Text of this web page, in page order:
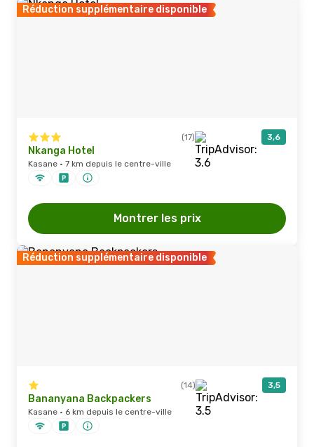
Réduction supplémentaire disponible
(17) 3,6
Nkanga Hotel
Kasane · 7 km depuis le centre-ville
Montrer les prix
Réduction supplémentaire disponible
(14) 3,5
Bananyana Backpackers
Kasane · 6 km depuis le centre-ville